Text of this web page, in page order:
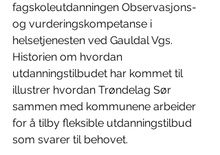
fagskoleutdanningen Observasjons-
og vurderingskompetanse i
helsetjenesten ved Gauldal Vgs.
Historien om hvordan
utdanningstilbudet har kommet til
illustrer hvordan Trøndelag Sør
sammen med kommunene arbeider
for å tilby fleksible utdanningstilbud
som svarer til behovet.